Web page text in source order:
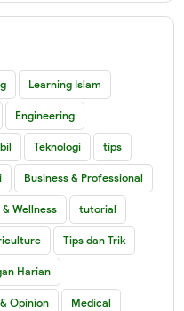
Learning Islam
Engineering
Teknologi tips
Business & Professional
Wellness tutorial
Tips dan Trik
Harian
Opinion Medical